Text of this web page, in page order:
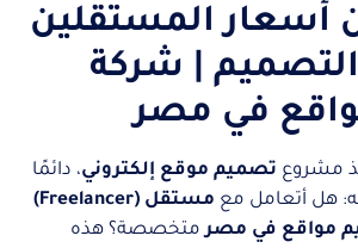
أسعار المستقلين
| شركة
في مصر
مشروع تصميم موقع إلكتروني، دائمًا
هل أتعامل مع مستقل (Freelancer)
مواقع في مصرمتخصصة؟ هذه